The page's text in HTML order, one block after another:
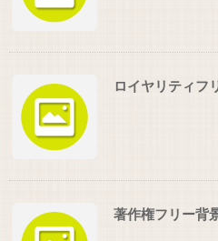
ロイヤリティフ
著作権フリー背